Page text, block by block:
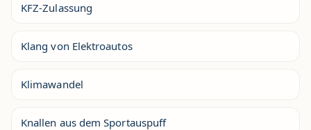
KFZ-Zulassung
Klang von Elektroautos
Klimawandel
Knallen aus dem Sportauspuff